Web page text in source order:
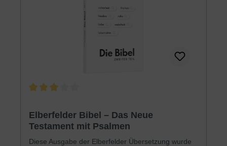
Elberfelder Bibel – Das Neue
Testament mit Psalmen
Diese Ausgabe der Elberfelder Übersetzung wurde